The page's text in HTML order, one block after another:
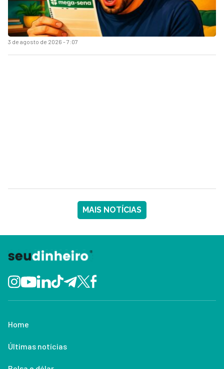
3 de agosto de 2026 - 7:07
MAIS NOTÍCIAS
Home
Últimas notícias